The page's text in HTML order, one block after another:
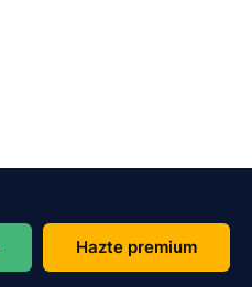
Hazte premium